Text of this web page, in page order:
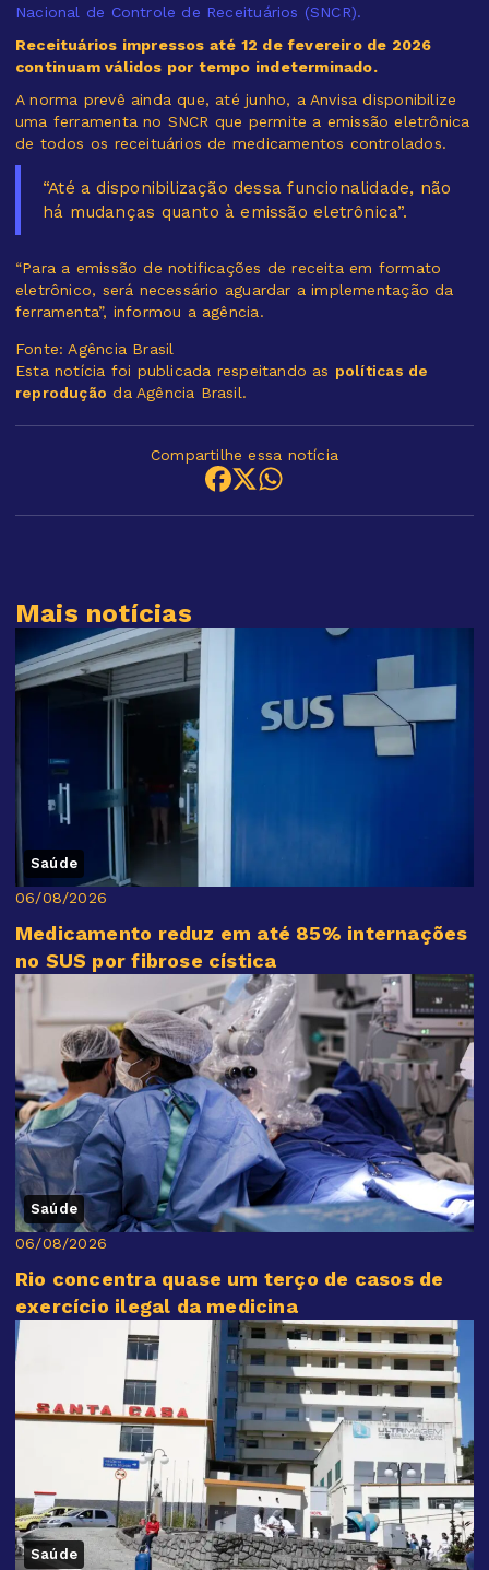
Nacional de Controle de Receituários (SNCR).
Receituários impressos até 12 de fevereiro de 2026
continuam válidos por tempo indeterminado.
A norma prevê ainda que, até junho, a Anvisa disponibilize
uma ferramenta no SNCR que permite a emissão eletrônica
de todos os receituários de medicamentos controlados.
“Até a disponibilização dessa funcionalidade, não
há mudanças quanto à emissão eletrônica”.
“Para a emissão de notificações de receita em formato
eletrônico, será necessário aguardar a implementação da
ferramenta”, informou a agência.
Fonte: Agência Brasil
Esta notícia foi publicada respeitando as políticas de
reprodução da Agência Brasil.
Compartilhe essa notícia
Mais notícias
Saúde
06/08/2026
Medicamento reduz em até 85% internações
no SUS por fibrose cística
Saúde
06/08/2026
Rio concentra quase um terço de casos de
exercício ilegal da medicina
Saúde